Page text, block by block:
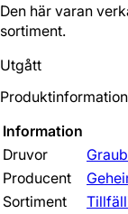
Den här varan
sortiment.
Utgått
Produktinformation
Information
Druvor
Producent
Sortiment